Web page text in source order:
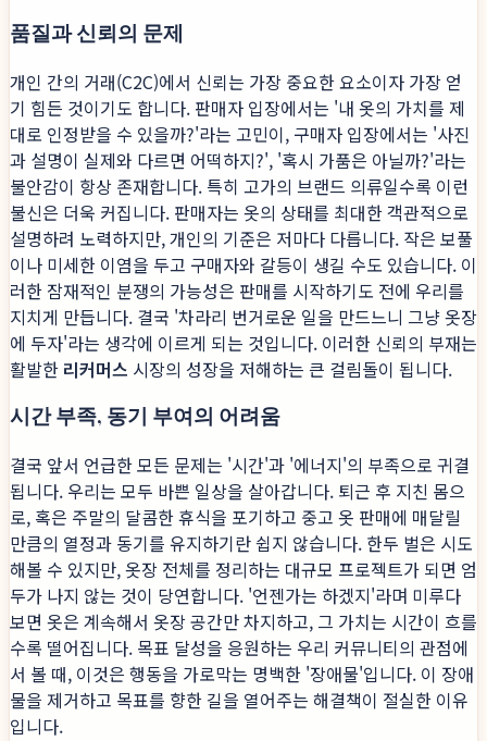
품질과 신뢰의 문제
개인 간의 거래(C2C)에서 신뢰는 가장 중요한 요소이자 가장 얻
기 힘든 것이기도 합니다. 판매자 입장에서는 '내 옷의 가치를 제
대로 인정받을 수 있을까?'라는 고민이, 구매자 입장에서는 '사진
과 설명이 실제와 다르면 어떡하지?', '혹시 가품은 아닐까?'라는
불안감이 항상 존재합니다. 특히 고가의 브랜드 의류일수록 이런
불신은 더욱 커집니다. 판매자는 옷의 상태를 최대한 객관적으로
설명하려 노력하지만, 개인의 기준은 저마다 다릅니다. 작은 보풀
이나 미세한 이염을 두고 구매자와 갈등이 생길 수도 있습니다. 이
러한 잠재적인 분쟁의 가능성은 판매를 시작하기도 전에 우리를
지치게 만듭니다. 결국 '차라리 번거로운 일을 만드느니 그냥 옷장
에 두자'라는 생각에 이르게 되는 것입니다. 이러한 신뢰의 부재는
활발한 리커머스 시장의 성장을 저해하는 큰 걸림돌이 됩니다.
시간 부족, 동기 부여의 어려움
결국 앞서 언급한 모든 문제는 '시간'과 '에너지'의 부족으로 귀결
됩니다. 우리는 모두 바쁜 일상을 살아갑니다. 퇴근 후 지친 몸으
로, 혹은 주말의 달콤한 휴식을 포기하고 중고 옷 판매에 매달릴
만큼의 열정과 동기를 유지하기란 쉽지 않습니다. 한두 벌은 시도
해볼 수 있지만, 옷장 전체를 정리하는 대규모 프로젝트가 되면 엄
두가 나지 않는 것이 당연합니다. '언젠가는 하겠지'라며 미루다
보면 옷은 계속해서 옷장 공간만 차지하고, 그 가치는 시간이 흐를
수록 떨어집니다. 목표 달성을 응원하는 우리 커뮤니티의 관점에
서 볼 때, 이것은 행동을 가로막는 명백한 '장애물'입니다. 이 장애
물을 제거하고 목표를 향한 길을 열어주는 해결책이 절실한 이유
입니다.